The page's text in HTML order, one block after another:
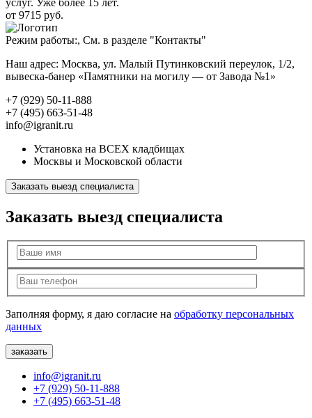
услуг. Уже более 15 лет.
от 9715 руб.
Режим работы:, См. в разделе "Контакты"
Наш адрес: Москва, ул. Малый Путинковский переулок, 1/2,
вывеска-банер «Памятники на могилу — от Завода №1»
+7 (929) 50-11-888
+7 (495) 663-51-48
info@igranit.ru
Установка на ВСЕХ кладбищах
Москвы и Московской области
Заказать выезд специалиста
Заказать выезд специалиста
Заполняя форму, я даю согласие на обработку персональных
данных
info@igranit.ru
+7 (929) 50-11-888
+7 (495) 663-51-48